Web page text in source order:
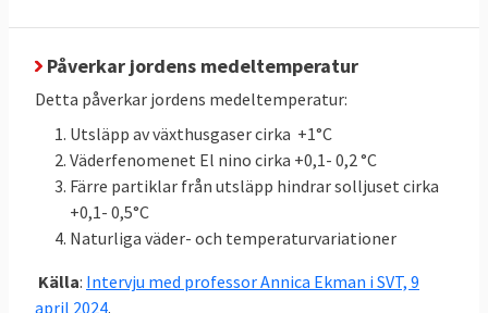
3,955 MtCO e
jämfört med
snittet för
43,366
(LULUCF)
inlagring
totalt47,321
Mt
Källor :Klicka på länkarna i tabellen för att se
källan. MtCO2e betyder miljoner ton
växthusgaser.
Påverkar jordens medeltemperatur
Detta påverkar jordens medeltemperatur:
Utsläpp av växthusgaser cirka +1°C
Väderfenomenet El nino cirka +0,1- 0,2 °C
Färre partiklar från utsläpp hindrar solljuset cirka
+0,1- 0,5°C
Naturliga väder- och temperaturvariationer
Källa: Intervju med professor Annica Ekman i SVT, 9
april 2024.